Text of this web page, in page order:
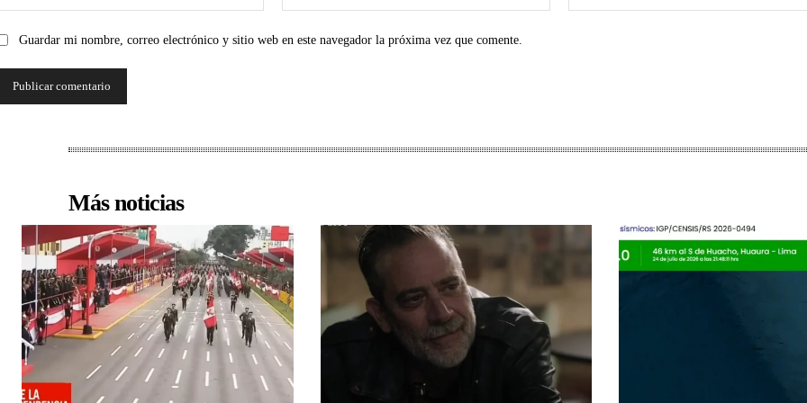
electrónico:*
Guardar mi nombre, correo electrónico y sitio web en este navegador la próxima vez que comente.
Más noticias